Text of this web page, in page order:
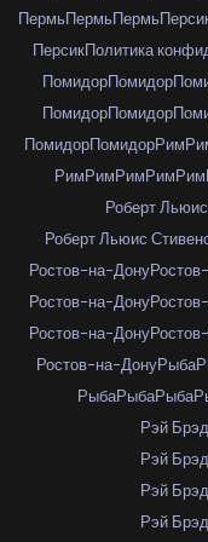
ПермьПермьПермь
ПерсикПолитика
ПомидорПомидор
ПомидорПомидор
ПомидорПомидорРим
РимРимРимРимРим
Роберт
Роберт Льюис
Ростов-на-Дону
Ростов-на-Дону
Ростов-на-Дону
Ростов-на-ДонуРыба
РыбаРыбаРыба
Рэй
Рэй
Рэй
Рэй